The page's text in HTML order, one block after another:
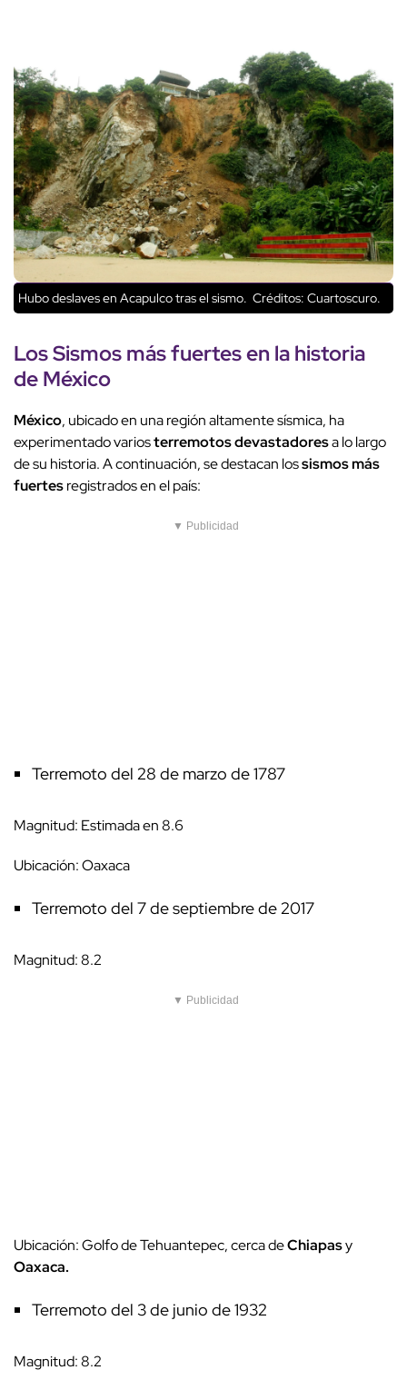
Hubo deslaves en Acapulco tras el sismo. Créditos: Cuartoscuro.
Los Sismos más fuertes en la historia
de México
México, ubicado en una región altamente sísmica, ha
experimentado variosterremotos devastadoresa lo largo
de su historia. A continuación, se destacan lossismos más
fuertesregistrados en el país:
▼ Publicidad
Terremoto del 28 de marzo de 1787
Magnitud: Estimada en 8.6
Ubicación: Oaxaca
Terremoto del 7 de septiembre de 2017
Magnitud: 8.2
▼ Publicidad
Ubicación: Golfo de Tehuantepec, cerca deChiapasy
Oaxaca.
Terremoto del 3 de junio de 1932
Magnitud: 8.2